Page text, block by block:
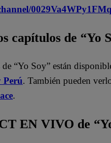
capítulos de “Yo
“Yo Soy” están
Perú. También pueden
.
EN VIVO de